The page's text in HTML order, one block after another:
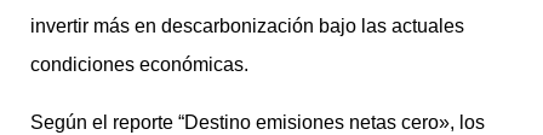
invertir más en descarbonización bajo las actuales
condiciones económicas.
Según el reporte “Destino emisiones netas cero», los